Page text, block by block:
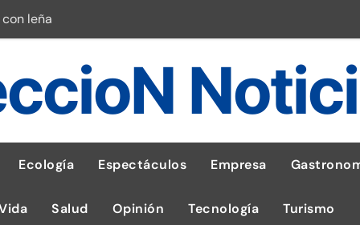
leña
de GEI en sus operaciones
de celular según OSIPTEL
guía para las familias
en la fuerza de un volcán
Ecología Espectáculos Empresa
Salud Opinión Tecnología Turismo